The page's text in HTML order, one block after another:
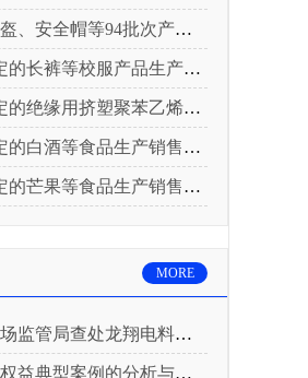
帽等94批次产品抽查不合格！
品生产销售企业被济南市市场监管局通报！
（XPS）等产品生产销售企业被广元市市场监督管理局通报！
产销售企业被重庆市市场监督管理局通告！
销售企业被长治市屯留区市场监督管理局公告！
MORE
龙翔电料批发部非法销售电线电缆案
典型案例的分析与启示